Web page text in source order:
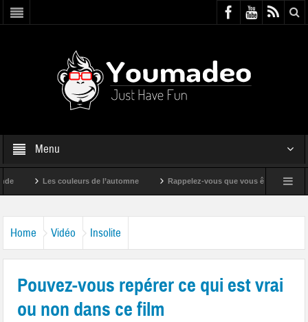
Menu
Les couleurs de l’automne Rappelez-vous que vous êtes super !
Home Vidéo Insolite
Pouvez-vous repérer ce qui est vrai
ou non dans ce film